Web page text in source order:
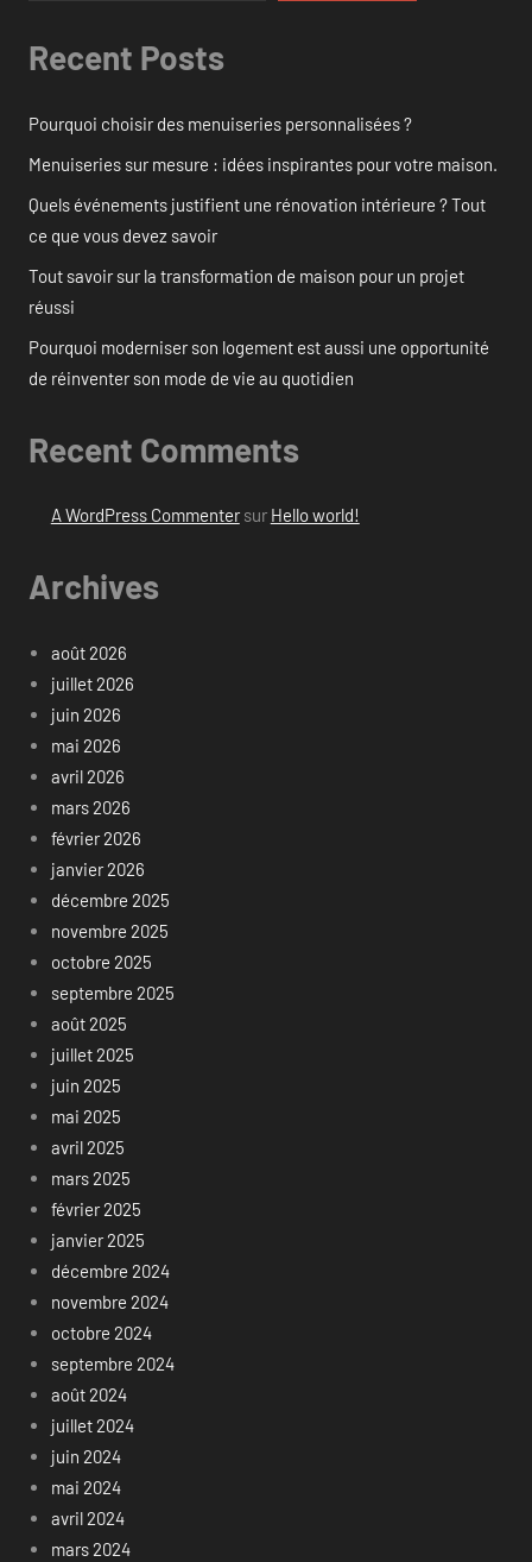
Recent Posts
Pourquoi choisir des menuiseries personnalisées ?
Menuiseries sur mesure : idées inspirantes pour votre maison.
Quels événements justifient une rénovation intérieure ? Tout
ce que vous devez savoir
Tout savoir sur la transformation de maison pour un projet
réussi
Pourquoi moderniser son logement est aussi une opportunité
de réinventer son mode de vie au quotidien
Recent Comments
A WordPress Commentersur Hello world!
Archives
août 2026
juillet 2026
juin 2026
mai 2026
avril 2026
mars 2026
février 2026
janvier 2026
décembre 2025
novembre 2025
octobre 2025
septembre 2025
août 2025
juillet 2025
juin 2025
mai 2025
avril 2025
mars 2025
février 2025
janvier 2025
décembre 2024
novembre 2024
octobre 2024
septembre 2024
août 2024
juillet 2024
juin 2024
mai 2024
avril 2024
mars 2024